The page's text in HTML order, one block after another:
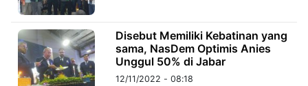
Kabarbaru.co
2026
Disebut Memiliki Kebatinan yang
sama, NasDem Optimis Anies
Unggul 50% di Jabar
12/11/2022 - 08:18